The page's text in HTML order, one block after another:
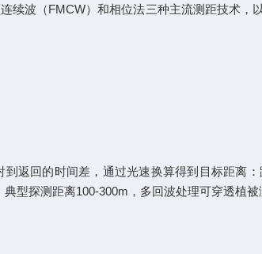
波（FMCW）和相位法三种主流测距技术，
返回的时间差，通过光速换算得到目标距离
型探测距离100-300m，多回波处理可穿透植被